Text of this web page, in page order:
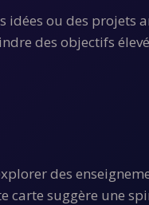
idées ou des projets
des objectifs
des
carte suggère une